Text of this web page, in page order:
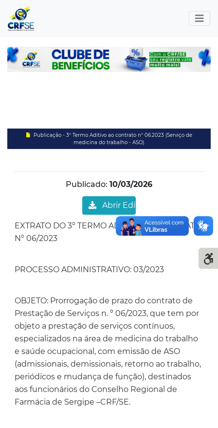
Publicação - 3° Termo Aditivo ao contrato n° 06.2023 (Serviço de
medicina do trabalho - ASO).
Publicado: 10/03/2026
Abrir Edital
EXTRATO DO 3° TERMO ADITIVO AO CONTRATO
N° 06/2023
PROCESSO ADMINISTRATIVO: 03/2023
OBJETO: Prorrogação de prazo do contrato de
Prestação de Serviços n. º 06/2023, que tem por
objeto a prestação de serviços contínuos,
especializados na área de medicina do trabalho
e saúde ocupacional, com emissão de ASO
(admissionais, demissionais, retorno ao trabalho,
periódicos e mudança de função), destinados
aos funcionários do Conselho Regional de
Farmácia de Sergipe –CRF/SE.